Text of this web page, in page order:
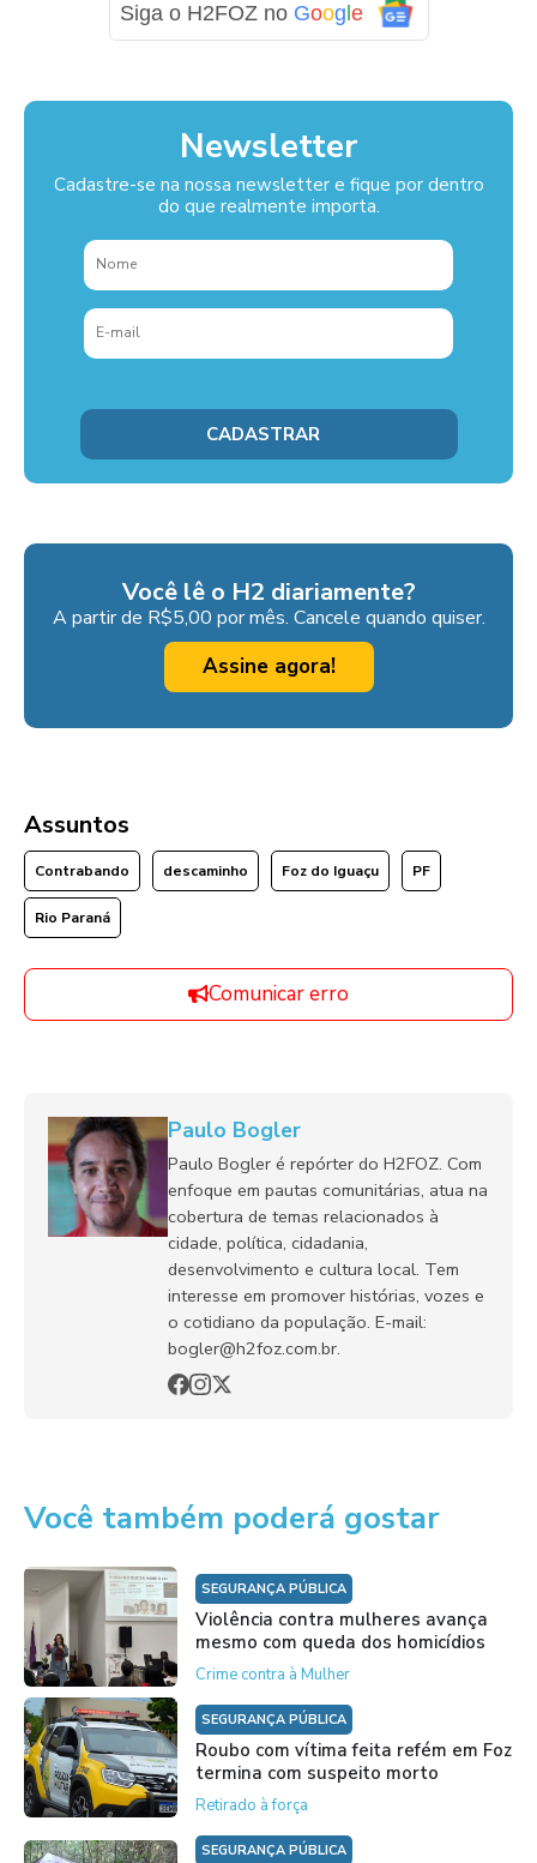
Siga o H2FOZ no Goog e
Newsletter
Cadastre-se na nossa newsletter e fique por dentro
do que realmente importa.
Você lê o H2 diariamente?
A partir de R$5,00 por mês. Cancele quando quiser.
Assine agora!
Assuntos
Contrabando descaminho Foz do Iguaçu PF
Rio Paraná
Comunicar erro
Paulo Bogler
Paulo Bogler é repórter do H2FOZ. Com
enfoque em pautas comunitárias, atua na
cobertura de temas relacionados à
cidade, política, cidadania,
desenvolvimento e cultura local. Tem
interesse em promover histórias, vozes e
o cotidiano da população. E-mail:
bogler@h2foz.com.br.
Você também poderá gostar
SEGURANÇA PÚBLICA
Violência contra mulheres avança
mesmo com queda dos homicídios
Crime contra à Mulher
SEGURANÇA PÚBLICA
Roubo com vítima feita refém em Foz
termina com suspeito morto
Retirado à força
SEGURANÇA PÚBLICA